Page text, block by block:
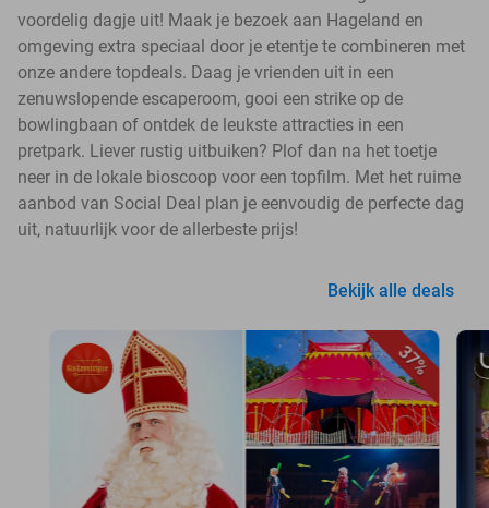
voordelig dagje uit! Maak je bezoek aan Hageland en
omgeving extra speciaal door je etentje te combineren met
onze andere topdeals. Daag je vrienden uit in een
zenuwslopende escaperoom, gooi een strike op de
bowlingbaan of ontdek de leukste attracties in een
pretpark. Liever rustig uitbuiken? Plof dan na het toetje
neer in de lokale bioscoop voor een topfilm. Met het ruime
aanbod van Social Deal plan je eenvoudig de perfecte dag
uit, natuurlijk voor de allerbeste prijs!
Bekijk alle deals
37%